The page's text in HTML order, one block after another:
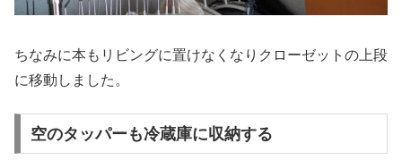
ちなみに本もリビングに置けなくなりクローゼットの上段
に移動しました。
空のタッパーも冷蔵庫に収納する